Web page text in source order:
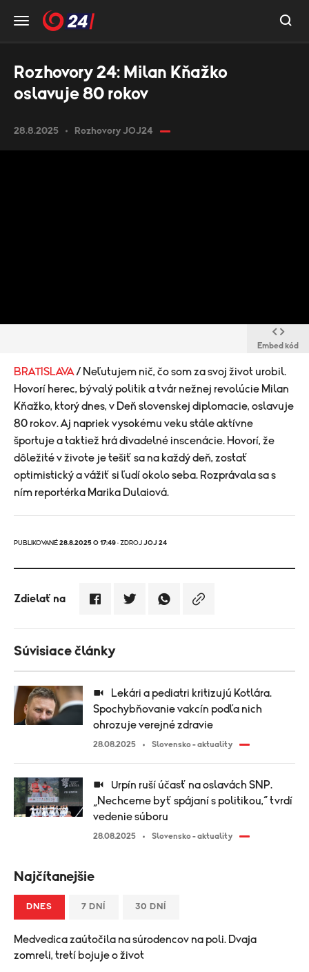
28.8.2025 Rozhovory JOJ24
Rozhovory 24: Milan Kňažko
oslavuje 80 rokov
Embed kód
BRATISLAVA / Neľutujem nič, čo som za svoj život urobil.
Hovorí herec, bývalý politik a tvár nežnej revolúcie Milan
Kňažko, ktorý dnes, v Deň slovenskej diplomacie, oslavuje
80 rokov. Aj napriek vysokému veku stále aktívne
športuje a taktiež hrá divadelné inscenácie. Hovorí, že
dôležité v živote je tešiť sa na každý deň, zostať
optimistický a vážiť si ľudí okolo seba. Rozprávala sa s
ním reportérka Marika Dulaiová.
PUBLIKOVANÉ 28.8.2025 O 17:49 · ZDROJ JOJ 24
Zdielať na
Súvisiace články
Spochybňovanie vakcín podľa nich
ohrozuje verejné zdravie
28.08.2025 Slovensko - aktuality
„Nechceme byť spájaní s politikou,“ tvrdí
vedenie súboru
28.08.2025 Slovensko - aktuality
Najčítanejšie
DNES 7 DNÍ 30 DNÍ
Medvedica zaútočila na súrodencov na poli. Dvaja
zomreli, tretí bojuje o život